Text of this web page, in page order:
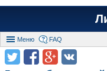
Меню FAQ